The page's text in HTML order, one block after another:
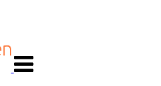
navigasjon